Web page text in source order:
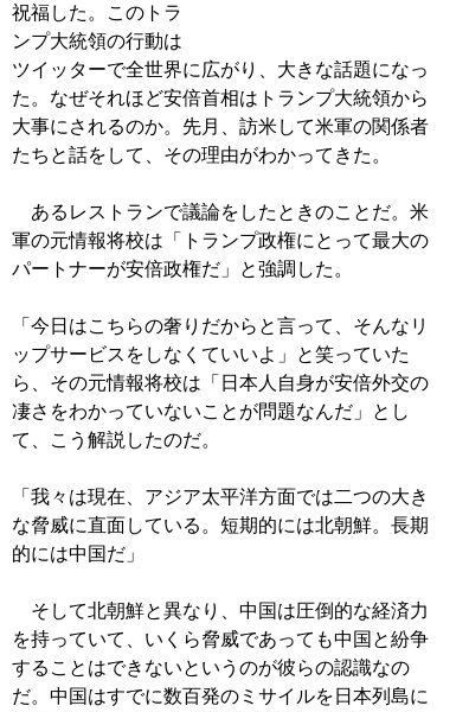
祝福した。このトラ
ンプ大統領の行動は
ツイッターで全世界に広がり、大きな話題になっ
た。なぜそれほど安倍首相はトランプ大統領から
大事にされるのか。先月、訪米して米軍の関係者
たちと話をして、その理由がわかってきた。
あるレストランで議論をしたときのことだ。米
軍の元情報将校は「トランプ政権にとって最大の
パートナーが安倍政権だ」と強調した。
「今日はこちらの奢りだからと言って、そんなリ
ップサービスをしなくていいよ」と笑っていた
ら、その元情報将校は「日本人自身が安倍外交の
凄さをわかっていないことが問題なんだ」とし
て、こう解説したのだ。
「我々は現在、アジア太平洋方面では二つの大き
な脅威に直面している。短期的には北朝鮮。長期
的には中国だ」
そして北朝鮮と異なり、中国は圧倒的な経済力
を持っていて、いくら脅威であっても中国と紛争
することはできないというのが彼らの認識なの
だ。中国はすでに数百発のミサイルを日本列島に